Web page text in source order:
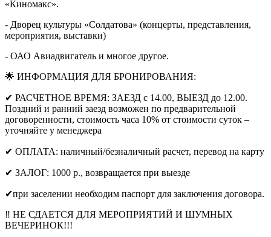
«Киномакс».
- Дворец культуры «Солдатова» (концерты, представления,
мероприятия, выставки)
- ОАО Авиадвигатель и многое другое.
🌟 ИНФОРМАЦИЯ ДЛЯ БРОНИРОВАНИЯ:
✔ РАСЧЕТНОЕ ВРЕМЯ: ЗАЕЗД с 14.00, ВЫЕЗД до 12.00.
Поздний и ранний заезд возможен по предварительной
договоренности, стоимость часа 10% от стоимости суток –
уточняйте у менеджера
✔ ОПЛАТА: наличный/безналичный расчет, перевод на карту
✔ ЗАЛОГ: 1000 р., возвращается при выезде
✔при заселении необходим паспорт для заключения договора.
‼️ НЕ СДАЕТСЯ ДЛЯ МЕРОПРИЯТИЙ И ШУМНЫХ
ВЕЧЕРИНОК!!!